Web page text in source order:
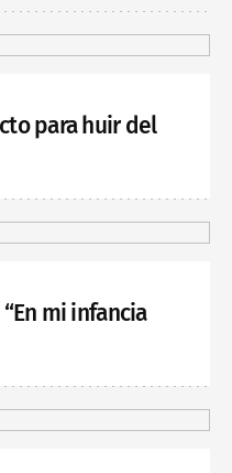
para huir del
mi infancia